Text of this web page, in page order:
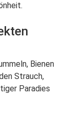
Bienen
Strauch,
Paradies